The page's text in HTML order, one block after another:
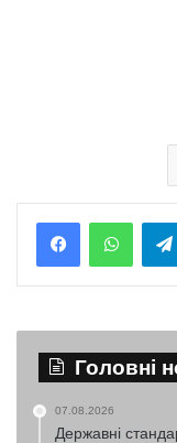
Головні
07.08.2026
Державні